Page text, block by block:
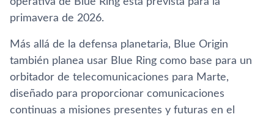
primavera de 2026.
Más allá de la defensa planetaria, Blue Origin
también planea usar Blue Ring como base para un
orbitador de telecomunicaciones para Marte,
diseñado para proporcionar comunicaciones
continuas a misiones presentes y futuras en el